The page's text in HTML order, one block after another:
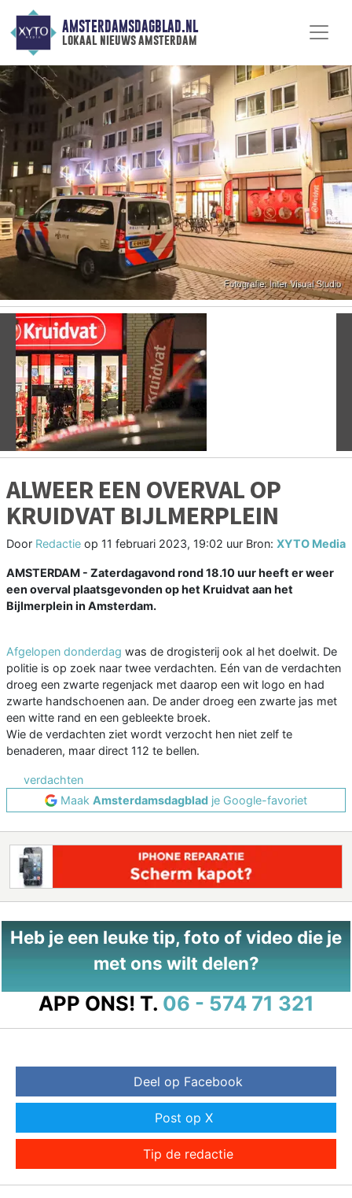
AMSTERDAMSDAGBLAD.NL
lokaal nieuws amsterdam
Vorige
ALWEER EEN OVERVAL OP
KRUIDVAT BIJLMERPLEIN
Door Redactie op 11 februari 2023, 19:02 uur Bron: XYTO Media
AMSTERDAM - Zaterdagavond rond 18.10 uur heeft er weer
een overval plaatsgevonden op het Kruidvat aan het
Bijlmerplein in Amsterdam.
Afgelopen donderdag was de drogisterij ook al het doelwit. De
politie is op zoek naar twee verdachten. Eén van de verdachten
droeg een zwarte regenjack met daarop een wit logo en had
zwarte handschoenen aan. De ander droeg een zwarte jas met
een witte rand en een gebleekte broek.
Wie de verdachten ziet wordt verzocht hen niet zelf te
benaderen, maar direct 112 te bellen.
verdachten
Maak Amsterdamsdagblad je Google-favoriet
Heb je een leuke tip, foto of video die je
met ons wilt delen?
APP ONS! T. 06 - 574 71 321
Deel op Facebook
Post op X
Tip de redactie